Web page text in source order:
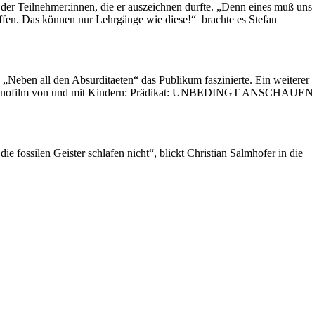
Teilnehmer:innen, die er auszeichnen durfte. „Denn eines muß uns
Das können nur Lehrgänge wie diese!“ brachte es Stefan
all den Absurditaeten“ das Publikum faszinierte. Ein weiterer
von und mit Kindern: Prädikat: UNBEDINGT ANSCHAUEN –
fossilen Geister schlafen nicht“, blickt Christian Salmhofer in die